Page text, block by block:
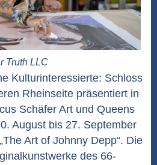
Truth LLC
Kulturinteressierte: Schloss
Rheinseite präsentiert in
Schäfer Art und Queens
August bis 27. September
Art of Johnny Depp“. Die
des 66-